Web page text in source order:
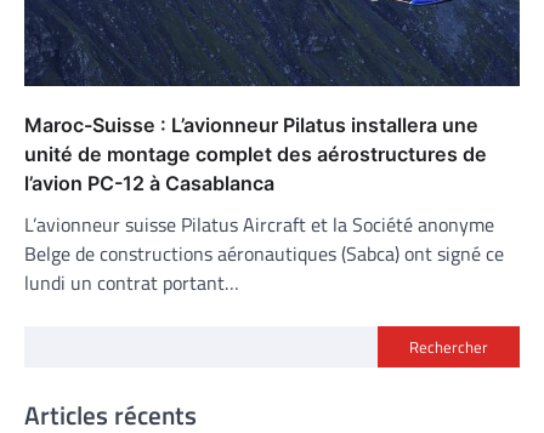
Maroc-Suisse : L’avionneur Pilatus installera une
unité de montage complet des aérostructures de
l’avion PC-12 à Casablanca
L’avionneur suisse Pilatus Aircraft et la Société anonyme
Belge de constructions aéronautiques (Sabca) ont signé ce
lundi un contrat portant…
Rechercher
Articles récents